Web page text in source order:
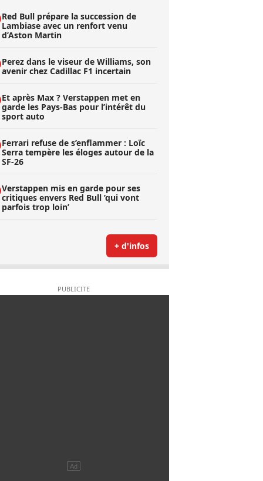
Red Bull prépare la succession de
Lambiase avec un renfort venu
d’Aston Martin
Perez dans le viseur de Williams, son
avenir chez Cadillac F1 incertain
Et après Max ? Verstappen met en
garde les Pays-Bas pour l’intérêt du
sport auto
Ferrari refuse de s’enflammer : Loïc
Serra tempère les éloges autour de la
SF-26
Verstappen mis en garde pour ses
critiques envers Red Bull ’qui vont
parfois trop loin’
+ d'infos